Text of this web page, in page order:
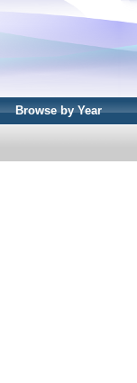
Browse by Year